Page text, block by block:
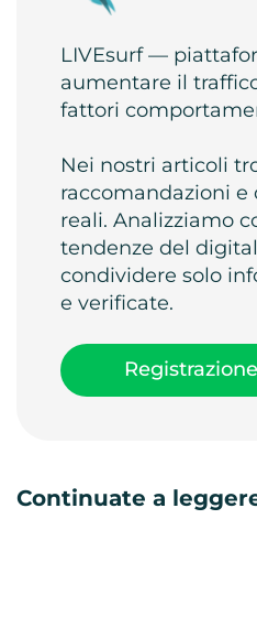
LIVEsurf —
aumentare il
fattori
Nei nostri articoli
raccomandazioni
reali. Analizziamo
tendenze del
condividere solo
e verificate.
Continuate a